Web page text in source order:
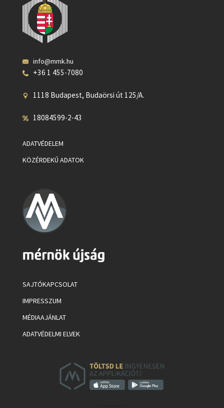
info@mmk.hu
+36 1 455-7080
1118 Budapest, Budaörsi út 125/A.
18084599-2-43
ADATVÉDELEM
KÖZÉRDEKŰ ADATOK
SAJTÓKAPCSOLAT
IMPRESSZUM
MÉDIAAJÁNLAT
ADATVÉDELMI ELVEK